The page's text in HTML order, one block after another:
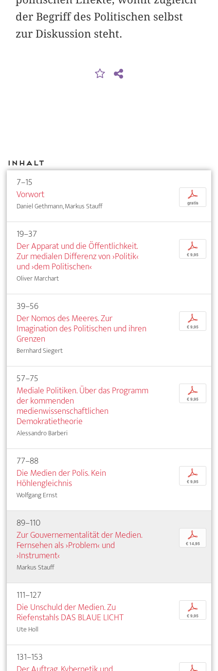
der Begriff des Politischen selbst
zur Diskussion steht.
Inhalt
7–15
Vorwort
Daniel Gethmann, Markus Stauff
p
gratis
19–37
Der Apparat und die Öffentlichkeit.
Zur medialen Differenz von ›Politik‹
und ›dem Politischen‹
Oliver Marchart
p
€ 9,95
39–56
Der Nomos des Meeres. Zur
Imagination des Politischen und ihren
Grenzen
Bernhard Siegert
p
€ 9,95
57–75
Mediale Politiken. Über das Programm
der kommenden
medienwissenschaftlichen
Demokratietheorie
Alessandro Barberi
p
€ 9,95
77–88
Die Medien der Polis. Kein
Höhlengleichnis
Wolfgang Ernst
p
€ 9,95
89–110
Zur Gouvernementalität der Medien.
Fernsehen als ›Problem‹ und
›Instrument‹
Markus Stauff
p
€ 14,95
111–127
Die Unschuld der Medien. Zu
Riefenstahls DAS BLAUE LICHT
Ute Holl
p
€ 9,95
131–153